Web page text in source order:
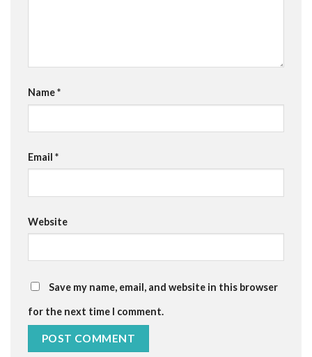
Name*
Email *
Website
Save my name, email, and website in this browser
for the next time I comment.